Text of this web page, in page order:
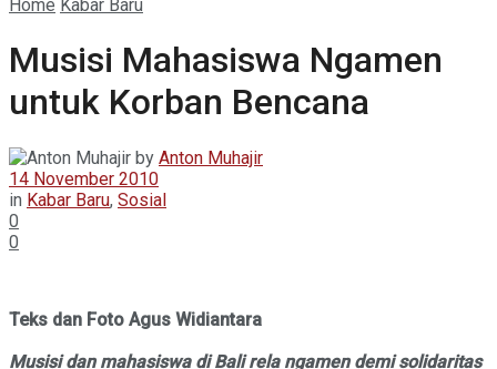
Home Kabar Baru
Musisi Mahasiswa Ngamen
untuk Korban Bencana
by Anton Muhajir
14 November 2010
in Kabar Baru, Sosial
0
0
Teks dan Foto Agus Widiantara
Musisi dan mahasiswa di Bali rela ngamen demi solidaritas